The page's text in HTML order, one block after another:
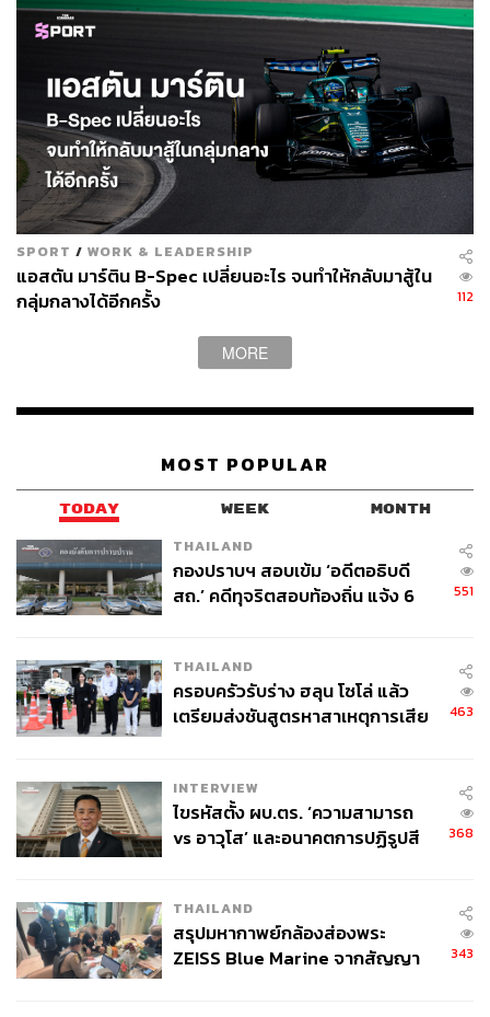
SPORT / WORK & LEADERSHIP
แอสตัน มาร์ติน B-Spec เปลี่ยนอะไร จนทำให้กลับมาสู้ใน
กลุ่มกลางได้อีกครั้ง
112
MORE
MOST POPULAR
TODAY WEEK MONTH
THAILAND
กองปราบฯ สอบเข้ม ‘อดีตอธิบดี
สถ.’ คดีทุจริตสอบท้องถิ่น แจ้ง 6
551
THAILAND
ครอบครัวรับร่าง ฮลุน โซโล่ แล้ว
เตรียมส่งชันสูตรหาสาเหตุการเสีย
463
INTERVIEW
ไขรหัสตั้ง ผบ.ตร. ‘ความสามารถ
vs อาวุโส’ และอนาคตการปฏิรูปสี
368
THAILAND
สรุปมหากาพย์กล้องส่องพระ
ZEISS Blue Marine จากสัญญา
343